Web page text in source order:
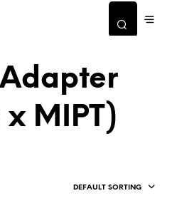
MIPT)
DEFAULT SORTING